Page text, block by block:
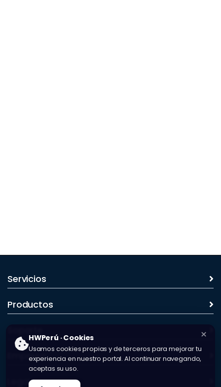
Servicios
Productos
Empresa
Legal
×
HWPerú · Cookies
Usamos cookies propias y de terceros para mejorar tu
experiencia en nuestro portal. Al continuar navegando,
aceptas su uso.